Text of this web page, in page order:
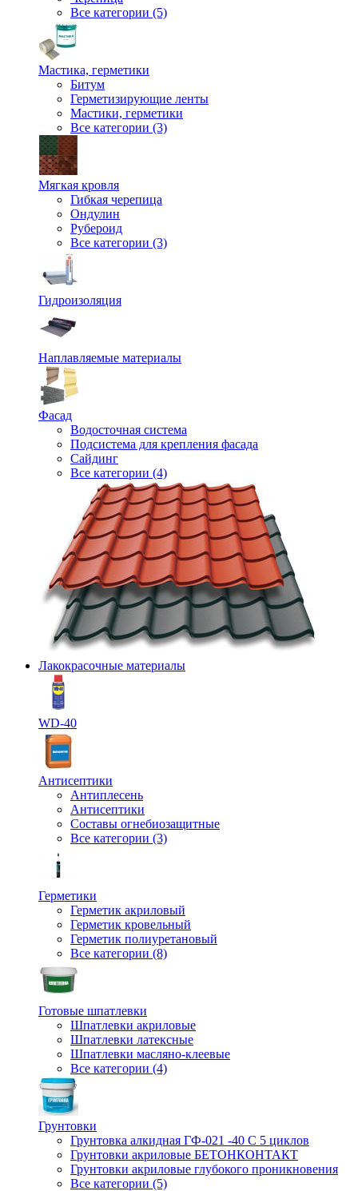
Все категории (5)
Мастика, герметики
Битум
Герметизирующие ленты
Мастики, герметики
Все категории (3)
Мягкая кровля
Гибкая черепица
Ондулин
Рубероид
Все категории (3)
Гидроизоляция
Наплавляемые материалы
Фасад
Водосточная система
Подсистема для крепления фасада
Сайдинг
Все категории (4)
Лакокрасочные материалы
WD-40
Антисептики
Антиплесень
Антисептики
Составы огнебиозащитные
Все категории (3)
Герметики
Герметик акриловый
Герметик кровельный
Герметик полиуретановый
Все категории (8)
Готовые шпатлевки
Шпатлевки акриловые
Шпатлевки латексные
Шпатлевки масляно-клеевые
Все категории (4)
Грунтовки
Грунтовка алкидная ГФ-021 -40 С 5 циклов
Грунтовки акриловые БЕТОНКОНТАКТ
Грунтовки акриловые глубокого проникновения
Все категории (5)